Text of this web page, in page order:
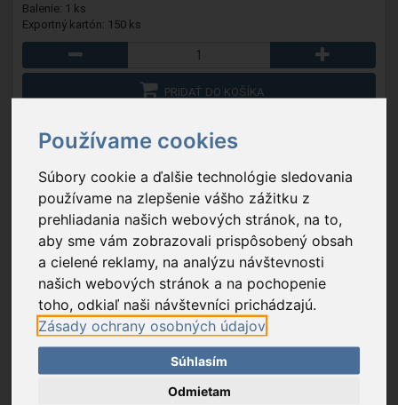
Používame cookies
Súbory cookie a ďalšie technológie sledovania
používame na zlepšenie vášho zážitku z
prehliadania našich webových stránok, na to,
aby sme vám zobrazovali prispôsobený obsah
a cielené reklamy, na analýzu návštevnosti
našich webových stránok a na pochopenie
toho, odkiaľ naši návštevníci prichádzajú.
Zásady ochrany osobných údajov
Súhlasím
Odmietam
Balenie: 1 ks
Exportný kartón: 150 ks
PRIDAŤ DO KOŠÍKA